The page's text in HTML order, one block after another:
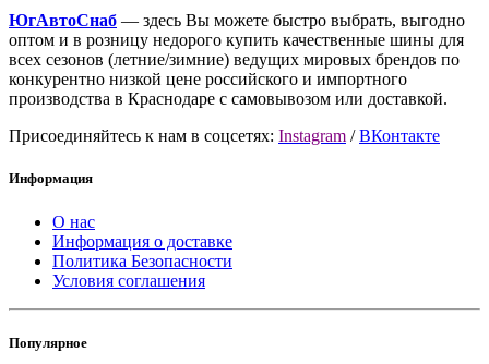
ЮгАвтоСнаб — здесь Вы можете быстро выбрать, выгодно
оптом и в розницу недорого купить качественные шины для
всех сезонов (летние/зимние) ведущих мировых брендов по
конкурентно низкой цене российского и импортного
производства в Краснодаре с самовывозом или доставкой.
Присоединяйтесь к нам в соцсетях: Instagram /ВКонтакте
Информация
О нас
Информация о доставке
Политика Безопасности
Условия соглашения
Популярное